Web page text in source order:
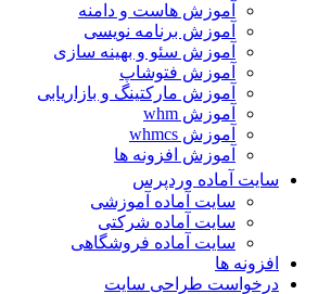
آموزش هاست و دامنه
آموزش برنامه نویسی
آموزش سئو و بهینه سازی
آموزش فتوشاپ
آموزش مارکتینگ و بازاریابی
آموزش whm
آموزش whmcs
آموزش افزونه ها
سایت آماده وردپرس
سایت آماده آموزشی
سایت آماده شرکتی
سایت آماده فروشگاهی
افزونه ها
درخواست طراحی سایت